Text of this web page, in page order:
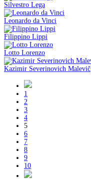
Silvestro Lega
Leonardo da Vinci
Filippino Lippi
Lotto Lorenzo
Kazimir Severinovich Malevič
1
2
3
4
5
6
7
8
9
10